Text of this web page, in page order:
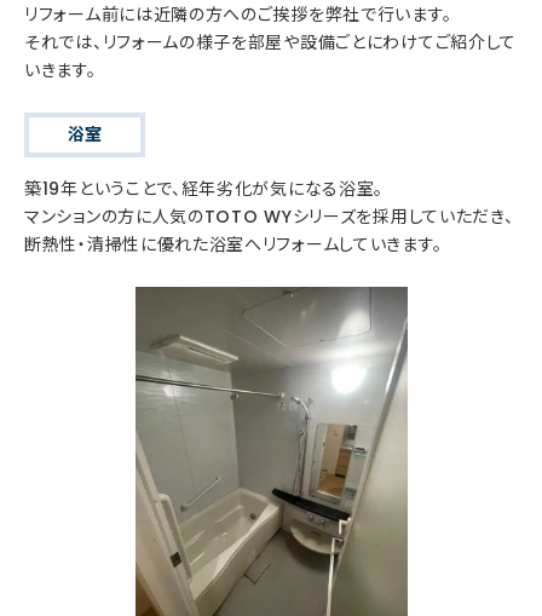
リフォーム前には近隣の方へのご挨拶を弊社で行います。
それでは、リフォームの様子を部屋や設備ごとにわけてご紹介して
いきます。
浴室
築19年ということで、経年劣化が気になる浴室。
マンションの方に人気のTOTO WYシリーズを採用していただき、
断熱性・清掃性に優れた浴室へリフォームしていきます。